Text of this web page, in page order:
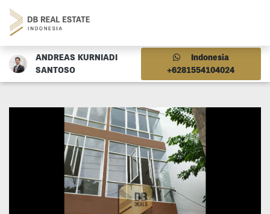
ANDREAS KURNIADI
SANTOSO
Indonesia
+6281554104024